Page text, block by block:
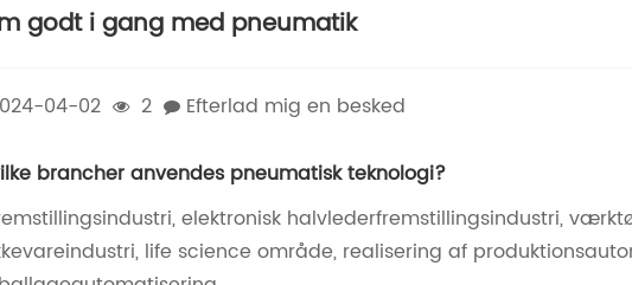
godt i gang med pneumatik
04-02 2 Efterlad mig en besked
brancher anvendes pneumatisk teknologi?
elektronisk halvlederfremstillingsindustri,
life science område, realisering af